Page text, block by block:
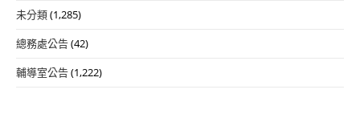
未分類(1,285)
總務處公告(42)
輔導室公告(1,222)